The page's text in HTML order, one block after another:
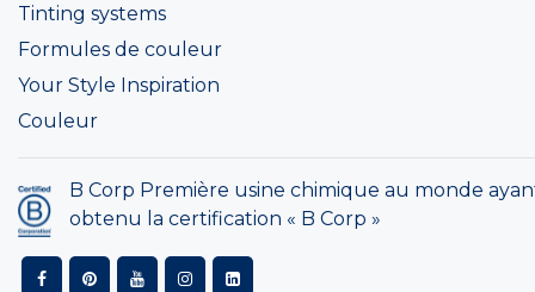
Tinting systems
Formules de couleur
Your Style Inspiration
Couleur
B Corp Première usine chimique au monde
obtenu la certification « B Corp »